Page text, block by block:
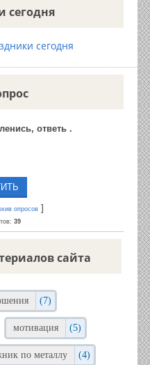
сегодня
ответь .
опросов]
39
сайта
(7)
мотивация (5)
по металлу (4)